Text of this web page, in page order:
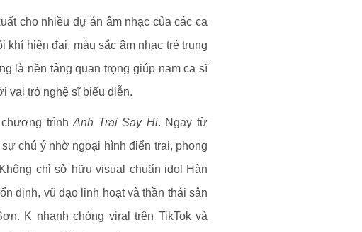
cho nhiều dự án âm nhạc của các ca
hiện đại, màu sắc âm nhạc trẻ trung
là nền tảng quan trọng giúp nam ca sĩ
vai trò nghệ sĩ biểu diễn.
chương trìnhAnh Trai Say Hi. Ngay từ
chú ý nhờ ngoại hình điển trai, phong
chỉ sở hữu visual chuẩn idol Hàn
định, vũ đạo linh hoạt và thần thái sân
K nhanh chóng viral trên TikTok và